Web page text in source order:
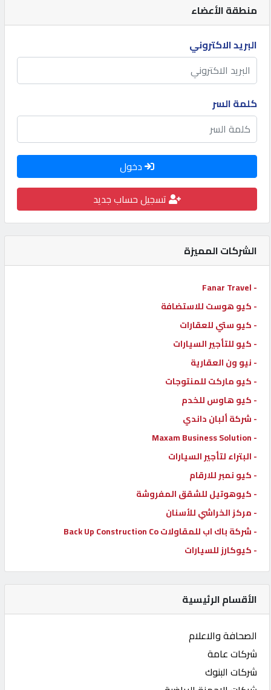
المنتدى
كيو
مزاد
كيو
نمبر
كارز
كيو
ماركت
القطري
POWERED
QHOST
منطقة الأعضاء
البريد الاكتروني
كلمة السر
دخول
تسجيل حساب جديد
الشركات المميزة
- Fanar Travel
- كيو هوست للاستضافة
- كيو ستي للعقارات
- كيو للتأجير السيارات
- نيو ون العقارية
- كيو ماركت للمنتوجات
- كيو هاوس للخدم
- شركة ألبان داندي
- Maxam Business Solution
- البتراء لتأجير السيارات
- كيو نمبر للارقام
- كيوهوتيل للشقق المفروشة
- مركز الخراشي للأسنان
- شركة باك اب للمقاولات Back Up Construction Co
- كيوكارز للسيارات
الأقسام الرئيسية
الصحافة والاعلام
شركات عامة
شركات البنوك